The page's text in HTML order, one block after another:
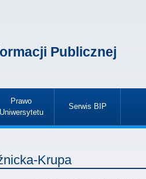
Publicznej
Prawo
Uniwersytetu
»
Serwis BIP
»
Krupa